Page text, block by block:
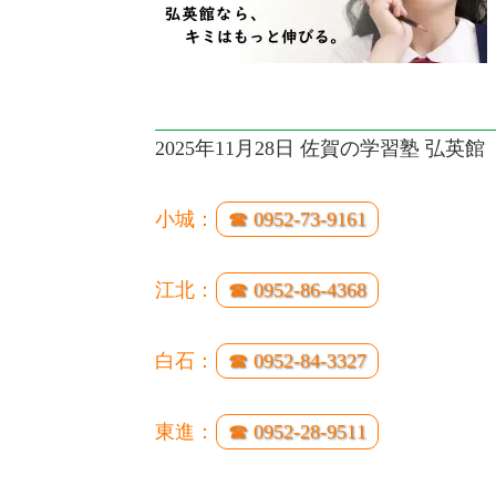
2025年11月28日 佐賀の学習塾 弘英館
小城： ☎ 0952-73-9161
江北： ☎ 0952-86-4368
白石： ☎ 0952-84-3327
東進： ☎ 0952-28-9511